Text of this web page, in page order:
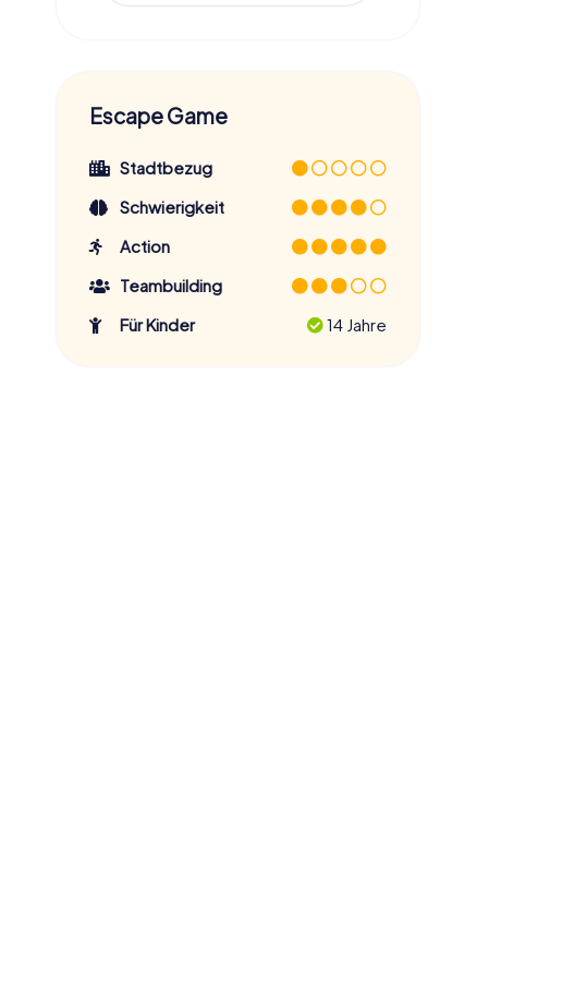
Escape Game
Stadtbezug
Schwierigkeit
Action
Teambuilding
Für Kinder
14 Jahre